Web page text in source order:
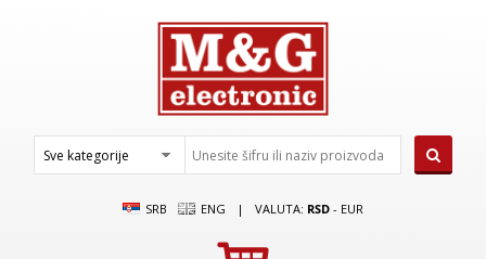
SRB ENG | VALUTA: RSD - EUR